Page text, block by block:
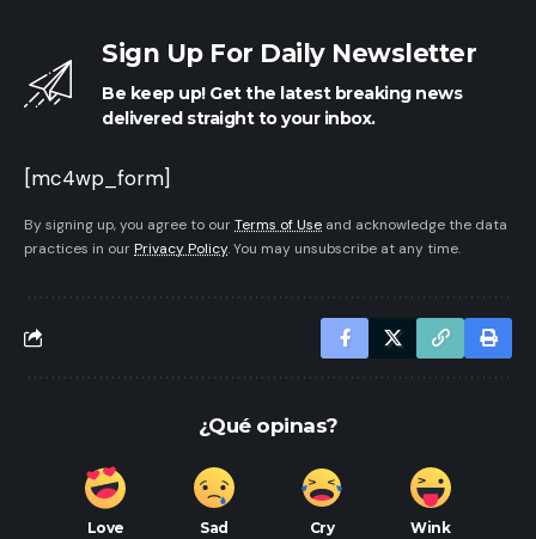
Sign Up For Daily Newsletter
Be keep up! Get the latest breaking news
delivered straight to your inbox.
[mc4wp_form]
By signing up, you agree to ourTerms of Use and acknowledge the data
practices in our Privacy Policy. You may unsubscribe at any time.
¿Qué opinas?
Love Sad Cry Wink